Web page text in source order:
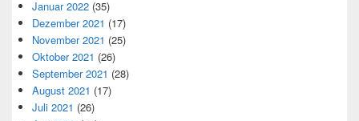
Januar 2022 (35)
Dezember 2021 (17)
November 2021 (25)
Oktober 2021 (26)
September 2021 (28)
August 2021 (17)
Juli 2021 (26)